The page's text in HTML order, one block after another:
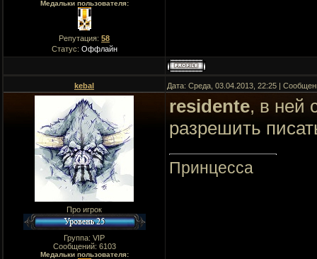
Медальки пользователя:
Репутация: 58
Статус: Оффлайн
kebal Дата: Среда, 03.04.2013, 22:25 |
Про игрок
Группа: VIP
Сообщений: 6103
Медальки пользователя:
residente, в ней
разрешить
Принцесса